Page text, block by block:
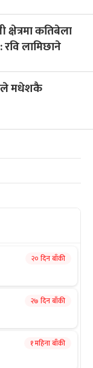
क्षेत्रमा कतिबेला
रवि लामिछाने
मधेशकै
२० दिन बाँकी
२७ दिन बाँकी
१ महिना बाँकी